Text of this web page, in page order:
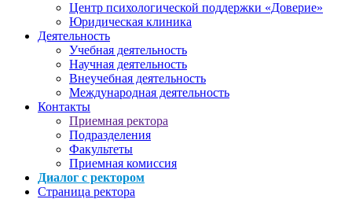
Центр психологической поддержки «Доверие»
Юридическая клиника
Деятельность
Учебная деятельность
Научная деятельность
Внеучебная деятельность
Международная деятельность
Контакты
Приемная ректора
Подразделения
Факультеты
Приемная комиссия
Диалог с ректором
Страница ректора